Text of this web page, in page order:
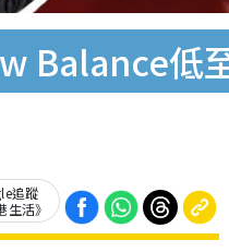
Balance低
追蹤
生活》